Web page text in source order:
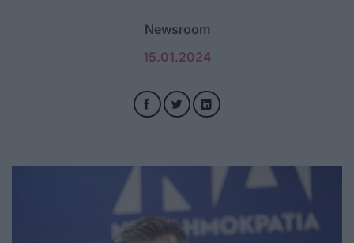
Newsroom
15.01.2024